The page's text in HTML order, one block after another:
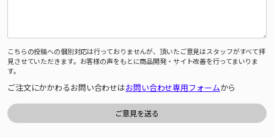
こちらの投稿への個別対応は行っておりませんが、頂いたご意見はスタッフがすべて拝
見させていただきます。お客様の声をもとに商品開発・サイト改善を行ってまいりま
す。
ご注文にかかわるお問い合わせはお問い合わせ専用フォームから